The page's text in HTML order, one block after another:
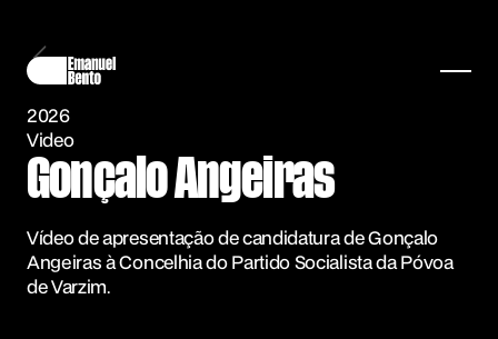
2026
Video
Gonçalo Angeiras
Vídeo de apresentação de candidatura de Gonçalo
Angeiras à Concelhia do Partido Socialista da Póvoa
de Varzim.